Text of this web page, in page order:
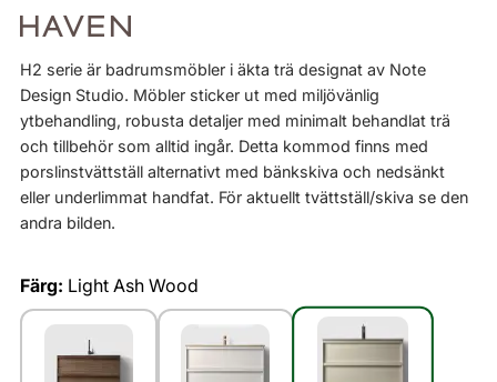
H2 serie är badrumsmöbler i äkta trä designat av Note
Design Studio. Möbler sticker ut med miljövänlig
ytbehandling, robusta detaljer med minimalt behandlat trä
och tillbehör som alltid ingår. Detta kommod finns med
porslinstvättställ alternativt med bänkskiva och nedsänkt
eller underlimmat handfat. För aktuellt tvättställ/skiva se den
andra bilden.
Färg: Light Ash Wood